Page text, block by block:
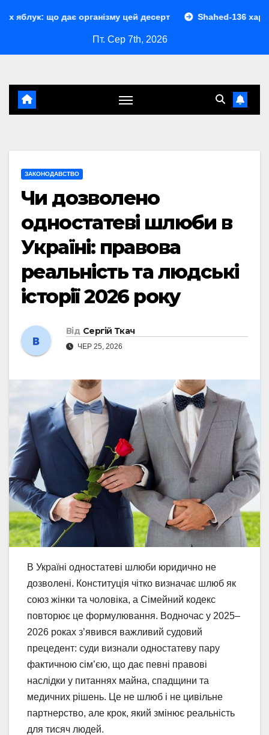
організму цей десерт Shahed-136 характеристики:
Пт. Сер 7th, 2026
ЗАКОНОДАВСТВО
Чи дозволено
одностатеві шлюби в
Україні: правова
реальність та людські
історії 2026 року
Від Сергій Ткач
ЧЕР 25, 2026
В Україні одностатеві шлюби юридично не
дозволені. Конституція чітко визначає шлюб як
союз жінки та чоловіка, а Сімейний кодекс
повторює це формулювання. Водночас у 2025–
2026 роках з’явився важливий судовий
прецедент: суди визнали одностатеву пару
фактичною сім’єю, що дає певні правові
наслідки у питаннях майна, спадщини та
медичних рішень. Це не шлюб і не цивільне
партнерство, але крок, який змінює реальність
для тисяч людей.